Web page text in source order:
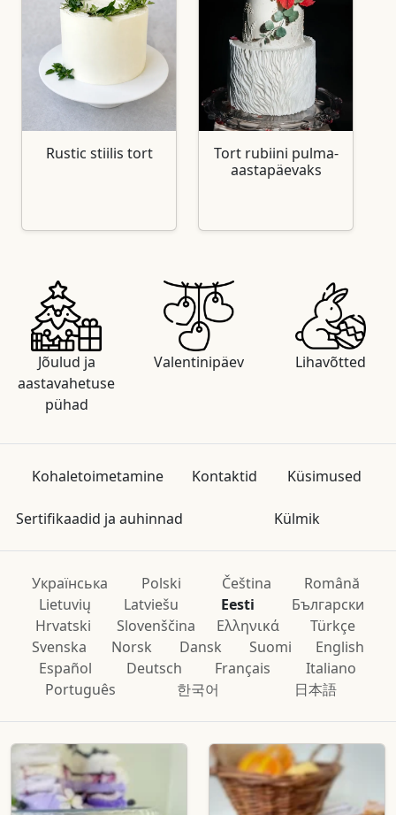
Rustic stiilis tort
Tort rubiini pulma-
aastapäevaks
Jõulud ja
aastavahetuse
pühad
Valentinipäev Lihavõtted
Kohaletoimetamine Kontaktid Küsimused
Sertifikaadid ja auhinnad Külmik
Українська Polski Čeština
Română
Lietuvių
Latviešu Eesti
Български
Hrvatski
Slovenščina Ελληνικά
Türkçe
Svenska
Norsk Dansk Suomi
English
Español
Deutsch Français
Italiano
Português
한국어 日本語